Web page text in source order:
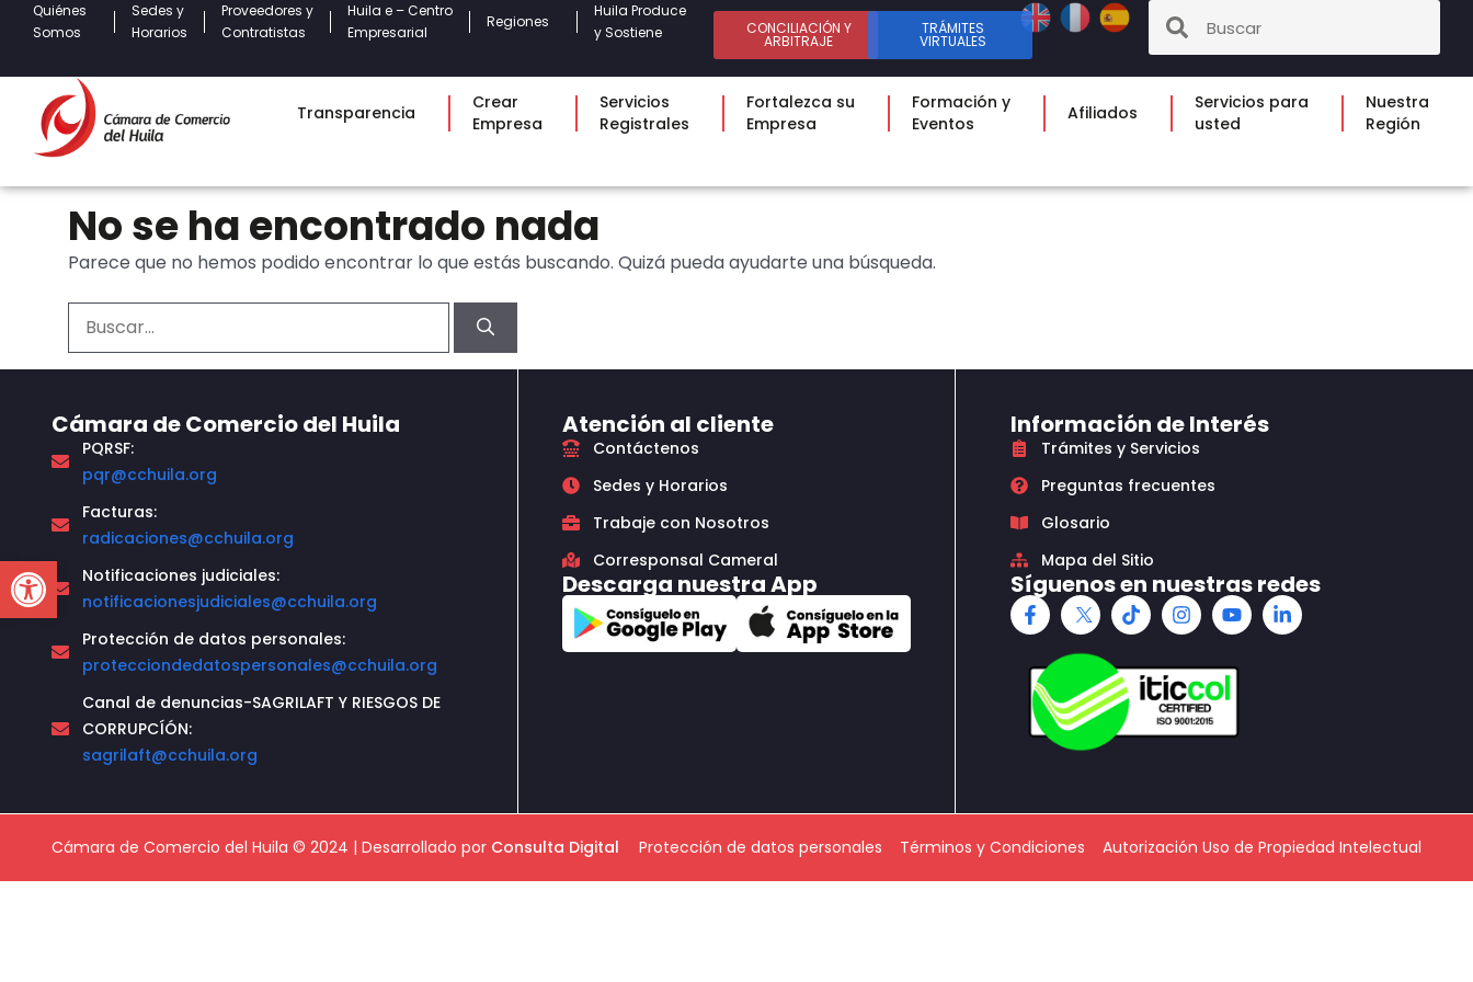
Open toolbar
Quiénes
Somos
Sedes y
Horarios
Proveedores y
Contratistas
Huila e – Centro
Empresarial
Regiones
Huila Produce
y Sostiene
CONCILIACIÓN Y
ARBITRAJE
TRÁMITES
VIRTUALES
Transparencia
Crear
Empresa
Servicios
Registrales
Fortalezca su
Empresa
Formación y
Eventos
Afiliados
Servicios para
usted
Nuestra
Región
No se ha encontrado nada
Parece que no hemos podido encontrar lo que estás buscando. Quizá pueda ayudarte una búsqueda.
Cámara de Comercio del Huila
PQRSF:
pqr@cchuila.org
Facturas:
radicaciones@cchuila.org
Notificaciones judiciales:
notificacionesjudiciales@cchuila.org
Protección de datos personales:
protecciondedatospersonales@cchuila.org
Canal de denuncias-SAGRILAFT Y RIESGOS DE
CORRUPCÍÓN:
sagrilaft@cchuila.org
Atención al cliente
Contáctenos
Sedes y Horarios
Trabaje con Nosotros
Corresponsal Cameral
Descarga nuestra App
Información de Interés
Trámites y Servicios
Preguntas frecuentes
Glosario
Mapa del Sitio
Síguenos en nuestras redes
Cámara de Comercio del Huila © 2024 | Desarrollado por Consulta Digital Protección de datos personales Términos y Condiciones Autorización Uso de Propiedad Intelectual